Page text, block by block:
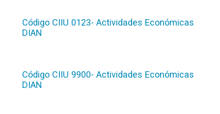
Código CIIU 0123- Actividades Económicas
DIAN
Código CIIU 9900- Actividades Económicas
DIAN